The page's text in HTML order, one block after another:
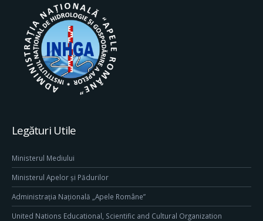
Legături Utile
Ministerul Mediului
Ministerul Apelor și Pădurilor
Administrația Națională „Apele Române”
United Nations Educational, Scientific and Cultural Organization